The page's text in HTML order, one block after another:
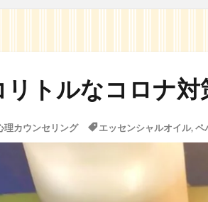
リトルなコロナ対
理カウンセリング エッセンシャルオイル, ペ